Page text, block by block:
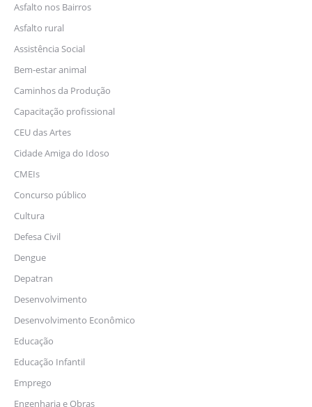
Asfalto nos Bairros
Asfalto rural
Assistência Social
Bem-estar animal
Caminhos da Produção
Capacitação profissional
CEU das Artes
Cidade Amiga do Idoso
CMEIs
Concurso público
Cultura
Defesa Civil
Dengue
Depatran
Desenvolvimento
Desenvolvimento Econômico
Educação
Educação Infantil
Emprego
Engenharia e Obras